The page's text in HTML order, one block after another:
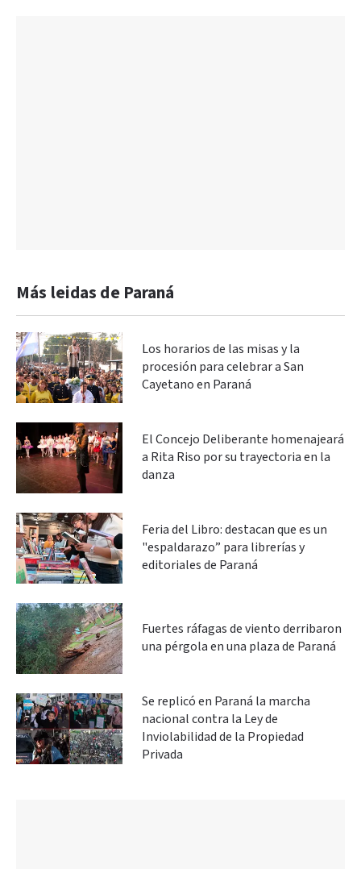
Más leidas de Paraná
Los horarios de las misas y la
procesión para celebrar a San
Cayetano en Paraná
El Concejo Deliberante homenajeará
a Rita Riso por su trayectoria en la
danza
Feria del Libro: destacan que es un
"espaldarazo” para librerías y
editoriales de Paraná
Fuertes ráfagas de viento derribaron
una pérgola en una plaza de Paraná
Se replicó en Paraná la marcha
nacional contra la Ley de
Inviolabilidad de la Propiedad
Privada